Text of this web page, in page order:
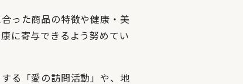
った商品の特徴や健康・美
に寄与できるよう努めてい
る「愛の訪問活動」や、地